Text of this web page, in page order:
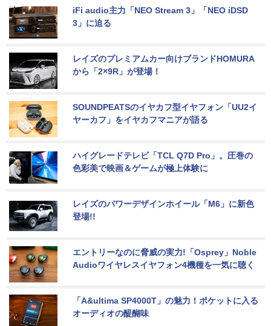
iFi audio主力「NEO Stream 3」「NEO iDSD
3」に迫る
レイズのプレミアムカー向けブランドHOMURA
から「2×9R」が登場！
SOUNDPEATSのイヤカフ型イヤフォン「UU2イ
ヤーカフ」をイヤカフマニアが語る
ハイグレードテレビ「TCL Q7D Pro」。圧巻の
色彩美で映画＆ゲームが極上体験に
レイズのパワーデザインホイール「M6」に新色
登場!!
エントリーなのに脅威の実力!「Osprey」Noble
Audioワイヤレスイヤフォン4機種を一気に聴く
「A&ultima SP4000T」の魅力！ポケットに入る
オーディオの醍醐味